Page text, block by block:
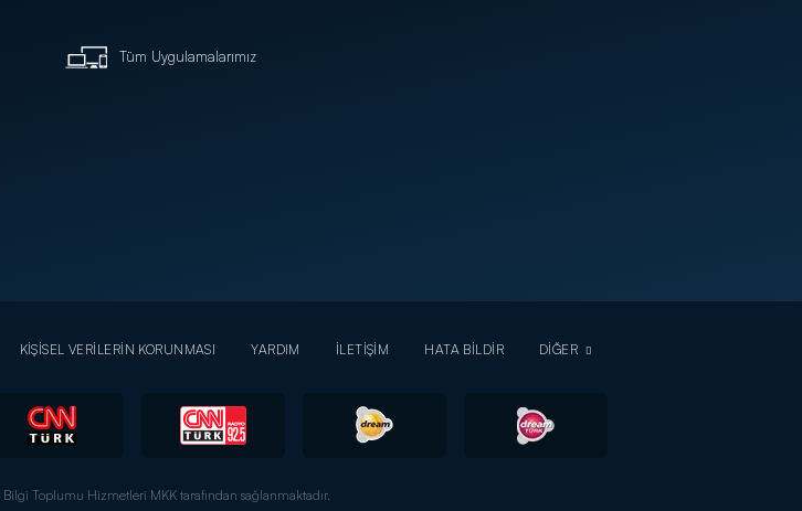
Tüm Uygulamalarımız
KİŞİSEL VERİLERİN KORUNMASI YARDIM İLETİŞİM HATA BİLDİR DİĞER
Bilgi Toplumu Hizmetleri MKK tarafından sağlanmaktadır.